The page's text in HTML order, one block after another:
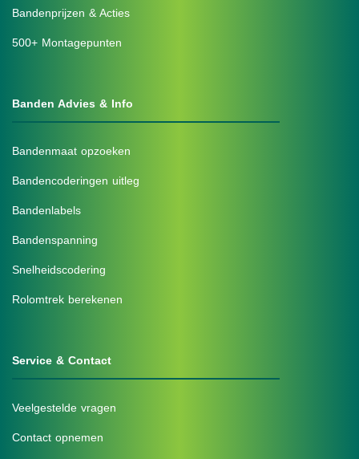
Bandenprijzen & Acties
500+ Montagepunten
Banden Advies & Info
Bandenmaat opzoeken
Bandencoderingen uitleg
Bandenlabels
Bandenspanning
Snelheidscodering
Rolomtrek berekenen
Service & Contact
Veelgestelde vragen
Contact opnemen